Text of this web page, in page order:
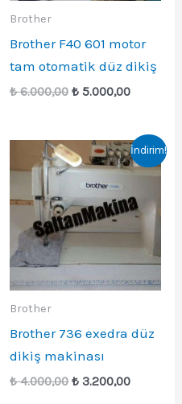
Brother
Brother F40 601 motor
tam otomatik düz dikiş
₺6.000,00 Orijinal
₺ 5.000,00Şu
₺
İndirim!
Brother
Brother 736 exedra düz
dikiş makinası
₺4.000,00 Orijinal
₺ 3.200,00Şu